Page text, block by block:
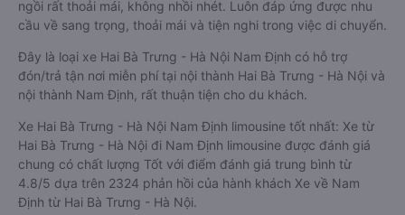
ngồi rất thoải mái, không nhồi nhét. Luôn đáp ứng được nhu
cầu về sang trọng, thoải mái và tiện nghi trong việc di chuyển.
Đây là loại xe Hai Bà Trưng - Hà Nội Nam Định có hỗ trợ
đón/trả tận nơi miễn phí tại nội thành Hai Bà Trưng - Hà Nội và
nội thành Nam Định, rất thuận tiện cho du khách.
Xe Hai Bà Trưng - Hà Nội Nam Định limousine tốt nhất: Xe từ
Hai Bà Trưng - Hà Nội đi Nam Định limousine được đánh giá
chung có chất lượng Tốt với điểm đánh giá trung bình từ
4.8/5 dựa trên 2324 phản hồi của hành khách Xe về Nam
Định từ Hai Bà Trưng - Hà Nội.